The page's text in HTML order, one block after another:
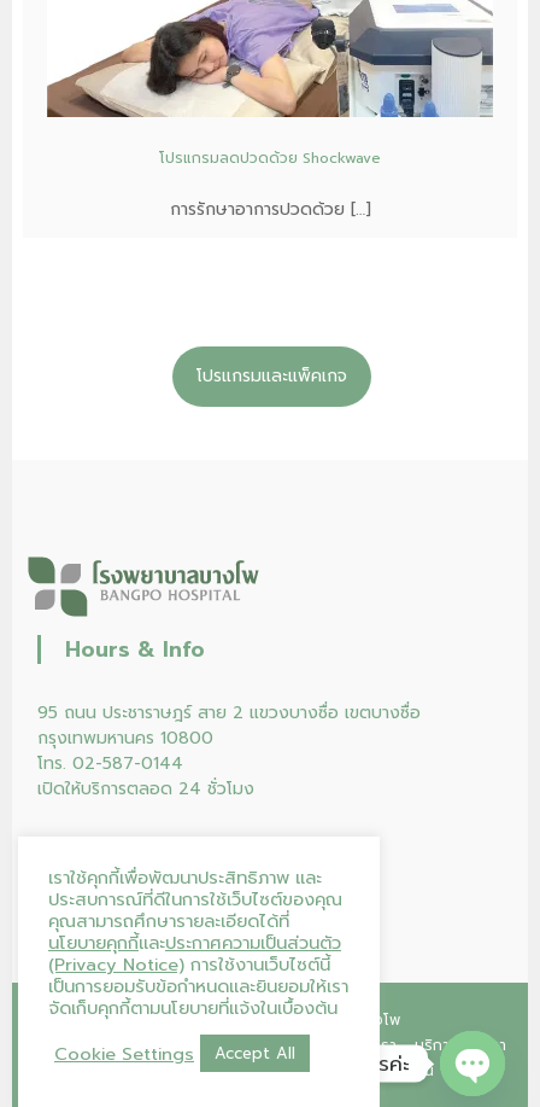
โปรแกรมลดปวดด้วย Shockwave
การรักษาอาการปวดด้วย […]
โปรแกรมและแพ็คเกจ
Hours & Info
95 ถนน ประชาราษฎร์ สาย 2 แขวงบางซื่อ เขตบางซื่อ
กรุงเทพมหานคร 10800
โทร. 02-587-0144
เปิดให้บริการตลอด 24 ชั่วโมง
Copyright © 2026โรงพยาบาลบางโพ
หน้าแรก
คลินิก โปรแกรม/แพ็กเกจ ร้านค้าของเรา
บริการของเรา
บริจาคโลหิต ติดต่อเรา ลงทะเบียนนัดออนไลน์
เราใช้คุกกี้เพื่อพัฒนาประสิทธิภาพ และ
ประสบการณ์ที่ดีในการใช้เว็บไซต์ของคุณ
คุณสามารถศึกษารายละเอียดได้ที่
นโยบายคุกกี้และประกาศความเป็นส่วนตัว
(Privacy Notice) การใช้งานเว็บไซต์นี้
เป็นการยอมรับข้อกำหนดและยินยอมให้เรา
จัดเก็บคุกกี้ตามนโยบายที่แจ้งในเบื้องต้น
Cookie Settings
Accept All
โรงพยาบาลบางโพ ยินดีให้บริการค่ะ